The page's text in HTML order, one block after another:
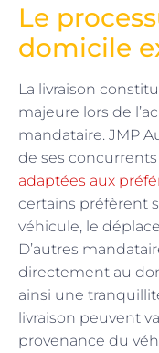
Le
domicile
La livraison
majeure lors de
mandataire. JMP
de ses
adaptées aux
certains préfèrent
véhicule, le
D’autres
directement au
ainsi une
livraison peuvent
provenance du